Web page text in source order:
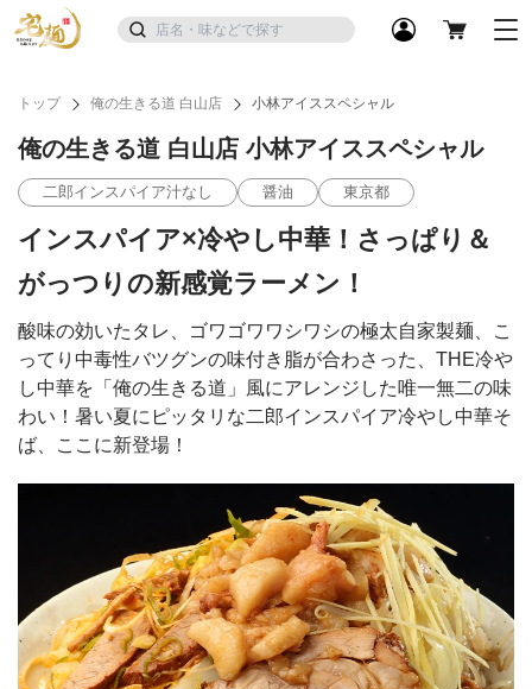
トップ 俺の生きる道 白山店 小林アイススペシャル
俺の生きる道 白山店 小林アイススペシャル
二郎インスパイア汁なし 醤油 東京都
インスパイア×冷やし中華！さっぱり＆
がっつりの新感覚ラーメン！
酸味の効いたタレ、ゴワゴワワシワシの極太自家製麺、こ
ってり中毒性バツグンの味付き脂が合わさった、THE冷や
し中華を「俺の生きる道」風にアレンジした唯一無二の味
わい！暑い夏にピッタリな二郎インスパイア冷やし中華そ
ば、ここに新登場！